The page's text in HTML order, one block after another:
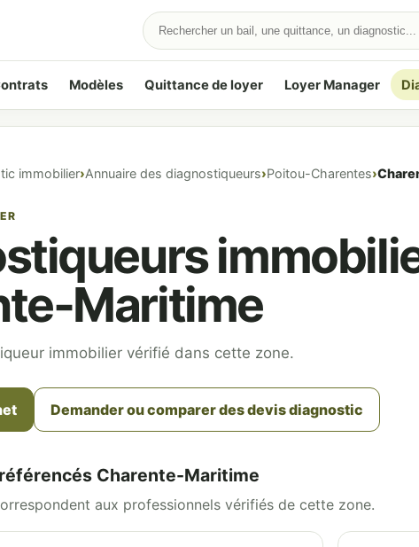
Modèles Quittance de loyer Loyer Manager
immobilier Annuaire des diagnostiqueurs Poitou-Charentes
Maritime
immobilier vérifié dans cette zone.
Demander ou comparer des devis diagnostic
Charente-Maritime
aux professionnels vérifiés de cette zone.